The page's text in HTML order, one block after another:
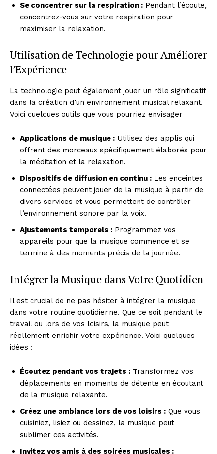
Se concentrer sur la respiration : Pendant l’écoute,
concentrez-vous sur votre respiration pour
maximiser la relaxation.
Utilisation de Technologie pour Améliorer
l’Expérience
La technologie peut également jouer un rôle significatif
dans la création d’un environnement musical relaxant.
Voici quelques outils que vous pourriez envisager :
Applications de musique : Utilisez des applis qui
offrent des morceaux spécifiquement élaborés pour
la méditation et la relaxation.
Dispositifs de diffusion en continu : Les enceintes
connectées peuvent jouer de la musique à partir de
divers services et vous permettent de contrôler
l’environnement sonore par la voix.
Ajustements temporels : Programmez vos
appareils pour que la musique commence et se
termine à des moments précis de la journée.
Intégrer la Musique dans Votre Quotidien
Il est crucial de ne pas hésiter à intégrer la musique
dans votre routine quotidienne. Que ce soit pendant le
travail ou lors de vos loisirs, la musique peut
réellement enrichir votre expérience. Voici quelques
idées :
Écoutez pendant vos trajets : Transformez vos
déplacements en moments de détente en écoutant
de la musique relaxante.
Créez une ambiance lors de vos loisirs : Que vous
cuisiniez, lisiez ou dessinez, la musique peut
sublimer ces activités.
Invitez vos amis à des soirées musicales :